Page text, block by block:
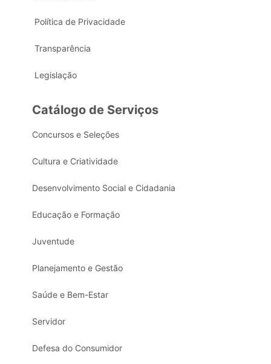
Política de Privacidade
Transparência
Legislação
Catálogo de Serviços
Concursos e Seleções
Cultura e Criatividade
Desenvolvimento Social e Cidadania
Educação e Formação
Juventude
Planejamento e Gestão
Saúde e Bem-Estar
Servidor
Defesa do Consumidor